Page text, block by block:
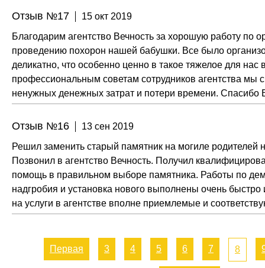
Отзыв №17
15 окт 2019
Благодарим агентство Вечность за хорошую работу по
проведению похорон нашей бабушки. Все было
деликатно, что особенно ценно в такое тяжелое для нас
профессиональным советам сотрудников агентства мы
ненужных денежных затрат и потери времени. Спасибо
Отзыв №16
13 сен 2019
Решил заменить старый памятник на могиле родителей
Позвонил в агентство Вечность. Получил
помощь в правильном выборе памятника. Работы по
надгробия и установка нового выполнены очень
на услуги в агентстве вполне приемлемые и
Первая 3 4 5 6 7 8